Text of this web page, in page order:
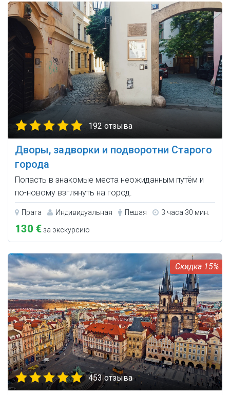
192 отзыва
Дворы, задворки и подворотни Старого
города
Попасть в знакомые места неожиданным путём и
по-новому взглянуть на город.
Прага Индивидуальная Пешая 3 часа 30 мин.
130 €за экскурсию
15%
453 отзыва